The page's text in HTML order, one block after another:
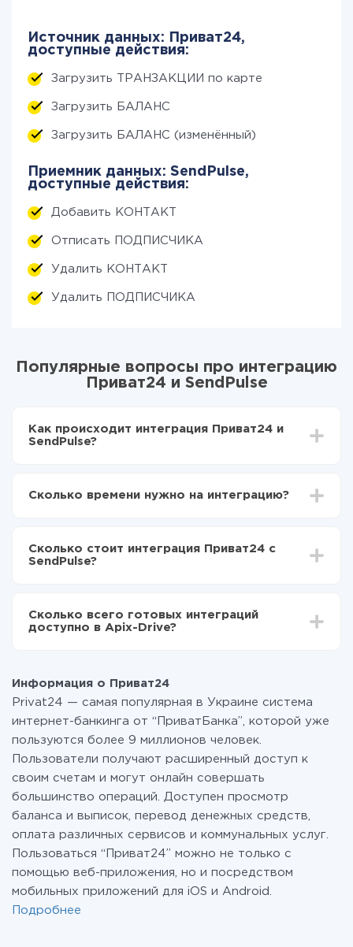
Источник данных: Приват24,
доступные действия:
Загрузить ТРАНЗАКЦИИ по карте
Загрузить БАЛАНС
Загрузить БАЛАНС (изменённый)
Приемник данных: SendPulse,
доступные действия:
Добавить КОНТАКТ
Отписать ПОДПИСЧИКА
Удалить КОНТАКТ
Удалить ПОДПИСЧИКА
Популярные вопросы про интеграцию
Приват24 и SendPulse
Как происходит интеграция Приват24 и
SendPulse?
Выбираете какие данные передавать из
передаваться из Приват24 в SendPulse
Сколько времени нужно на интеграцию?
отличаться и составлять от 5-ти до 30-минут. В
среднем настройка занимает 10-15 минут.
Сколько стоит интеграция Приват24 с
SendPulse?
функционал. Вы оплачиваете только количество
данных, которые по факту передаются из одной
перейти на платный, при необходимости. Подробнее
отарифах.
Сколько всего готовых интеграций
доступно в Apix-Drive?
Информация о Приват24
Privat24 — самая популярная в Украине система
интернет-банкинга от “ПриватБанка”, которой уже
пользуются более 9 миллионов человек.
Пользователи получают расширенный доступ к
своим счетам и могут онлайн совершать
большинство операций. Доступен просмотр
баланса и выписок, перевод денежных средств,
оплата различных сервисов и коммунальных услуг.
Пользоваться “Приват24” можно не только с
помощью веб-приложения, но и посредством
мобильных приложений для iOS и Android.
Подробнее